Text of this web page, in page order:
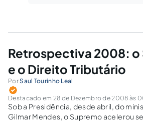
Retrospectiva 2008: o
e o Direito Tributário
PorSaul Tourinho Leal
Destacado em 28 de Dezembro de 2008 às
Sob a Presidência, desde abril, do
Gilmar Mendes, o Supremo acelerou